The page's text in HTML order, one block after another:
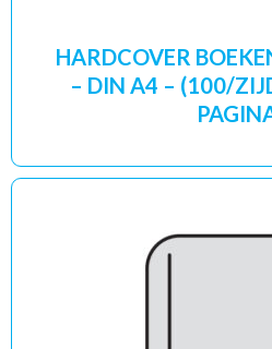
HARDCOVER
– DIN A4 – (100/